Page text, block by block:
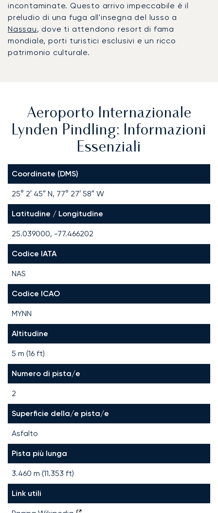
incontaminate. Questo arrivo impeccabile è il
preludio di una fuga all'insegna del lusso a
Nassau, dove ti attendono resort di fama
mondiale, porti turistici esclusivi e un ricco
patrimonio culturale.
Aeroporto Internazionale
Lynden Pindling: Informazioni
Essenziali
Coordinate (DMS)
25° 2′ 45″ N, 77° 27′ 58″ W
Latitudine / Longitudine
25.039000, -77.466202
Codice IATA
NAS
Codice ICAO
MYNN
Altitudine
5 m (16 ft)
Numero di pista/e
2
Superficie della/e pista/e
Asfalto
Pista più lunga
3.460 m (11.353 ft)
Link utili